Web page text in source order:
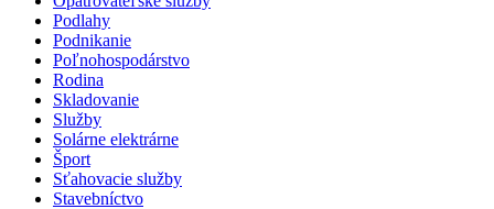
Podlahy
Podnikanie
Poľnohospodárstvo
Rodina
Skladovanie
Služby
Solárne elektrárne
Šport
Sťahovacie služby
Stavebníctvo